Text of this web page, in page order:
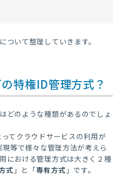
ついて整理していきます。
特権ID管理方式？
どのような種類があるのでしょ
てクラウドサービスの利用が
等で様々な管理方法が考えら
における管理方式は大きく２種
式 」と「専有方式 」です。